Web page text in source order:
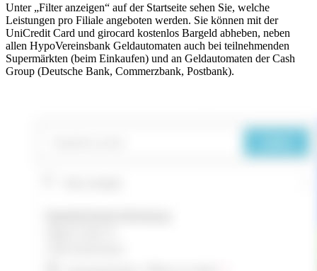
Unter „Filter anzeigen“ auf der Startseite sehen Sie, welche
Leistungen pro Filiale angeboten werden. Sie können mit der
UniCredit Card und girocard kostenlos Bargeld abheben, neben
allen HypoVereinsbank Geldautomaten auch bei teilnehmenden
Supermärkten (beim Einkaufen) und an Geldautomaten der Cash
Group (Deutsche Bank, Commerzbank, Postbank).